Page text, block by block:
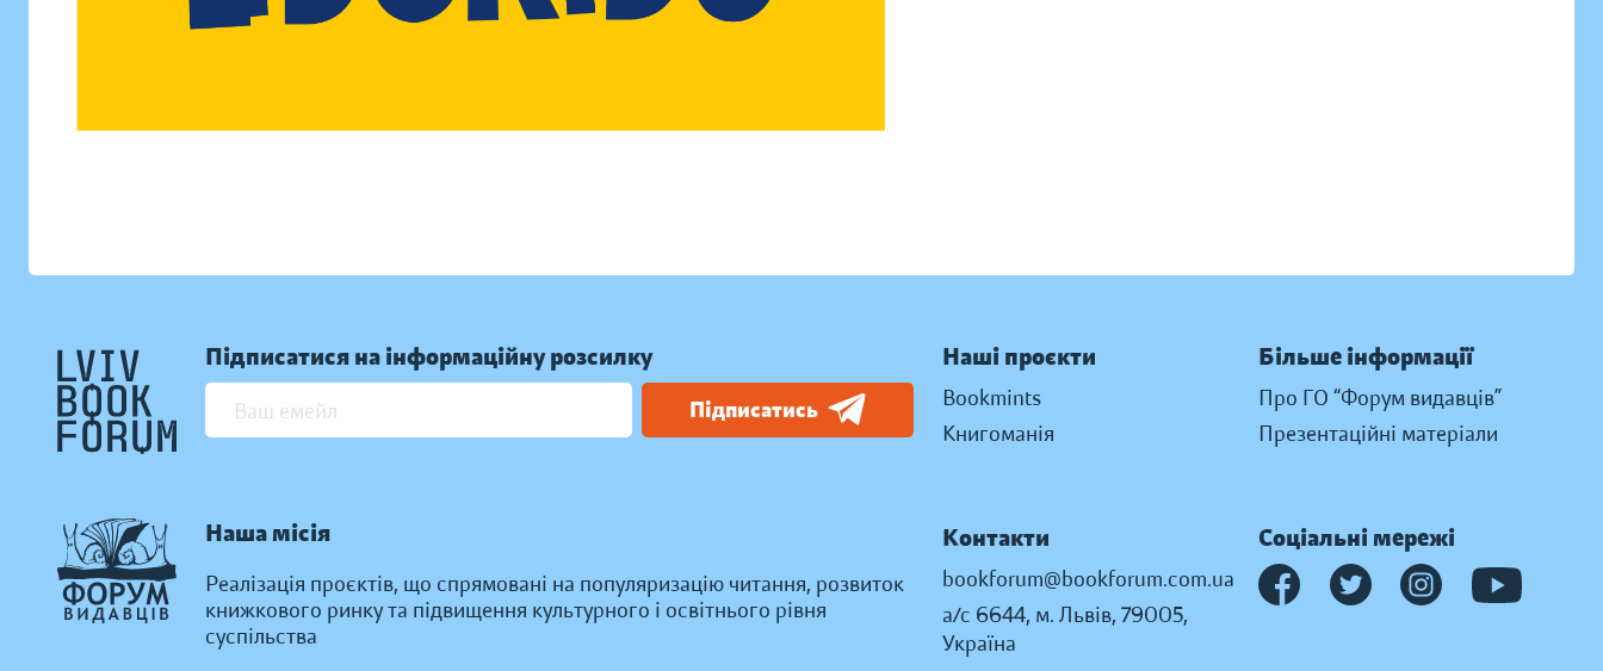
Підписатися на інформаційну розсилку
Підписатись
Наша місія
Реалізація проєктів, що спрямовані на популяризацію читання, розвиток
книжкового ринку та підвищення культурного і освітнього рівня
суспільства
Наші проєкти
Bookmints
Книгоманія
Більше інформації
Про ГО “Форум видавців”
Презентаційні матеріали
Контакти
bookforum@bookforum.com.ua
а/с 6644, м. Львів, 79005,
Україна
Соціальні мережі